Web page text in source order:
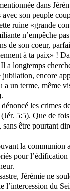
dans
son peuple
ruine «grande
n’empêche
de son coeur,
à ta paix» !
longtemps
jubilation, encore
un terme, même
les crimes
5:5). Que de
sans être pourtant
la
pour
Jérémie ne
l’intercession du